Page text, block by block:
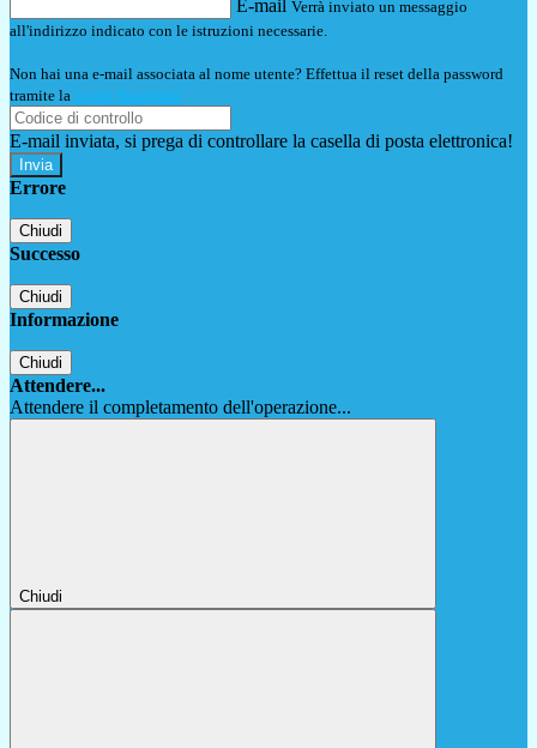
E-mail Verrà inviato un messaggio
all'indirizzo indicato con le istruzioni necessarie.
Non hai una e-mail associata al nome utente? Effettua il reset della password
tramite la Login Spaggiari
E-mail inviata, si prega di controllare la casella di posta elettronica!
Errore
Chiudi
Successo
Chiudi
Informazione
Chiudi
Attendere...
Attendere il completamento dell'operazione...
Chiudi